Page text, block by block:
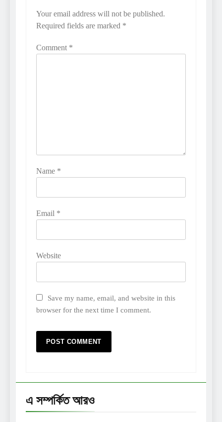
Your email address will not be published.
Required fields are marked *
Comment *
Name *
Email *
Website
Save my name, email, and website in this
browser for the next time I comment.
এ সম্পর্কিত আরও